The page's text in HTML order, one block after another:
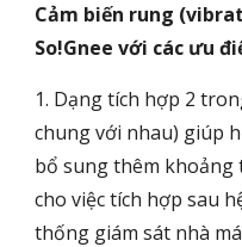
Cảm biến rung
So!Gnee với các ưu
1. Dạng tích hợp 2
chung với nhau) giúp
bổ sung thêm
cho việc tích hợp sau
thống giám sát nhà